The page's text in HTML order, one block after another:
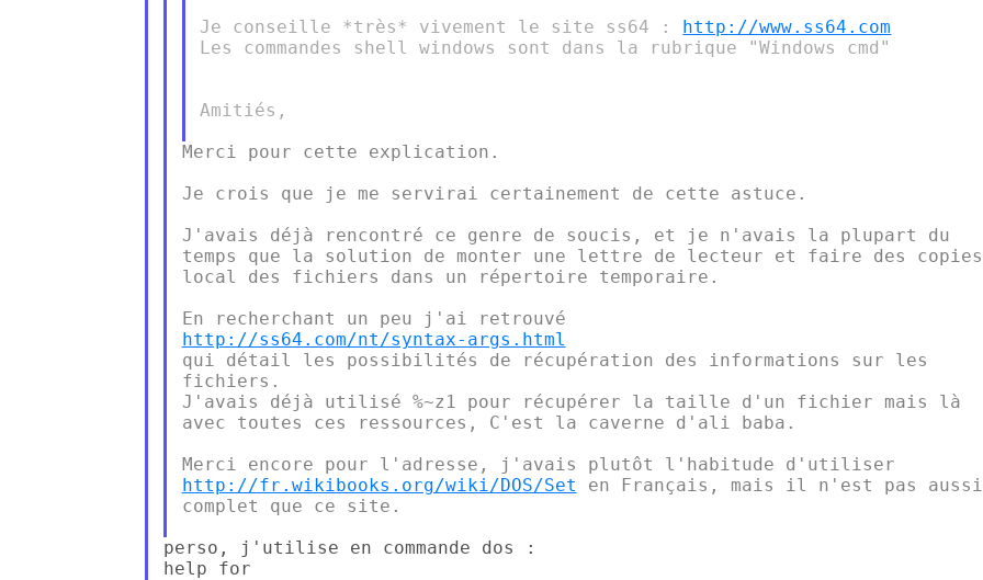
Je conseille *très* vivement le site ss64 : http://www.ss64.com
Les commandes shell windows sont dans la rubrique "Windows cmd"
Amitiés,
Merci pour cette explication.
Je crois que je me servirai certainement de cette astuce.
J'avais déjà rencontré ce genre de soucis, et je n'avais la plupart du
temps que la solution de monter une lettre de lecteur et faire des
local des fichiers dans un répertoire temporaire.
http://ss64.com/nt/syntax-args.html
qui détail les possibilités de récupération des informations sur les
fichiers.
J'avais déjà utilisé %~z1 pour récupérer la taille d'un fichier mais là
avec toutes ces ressources, C'est la caverne d'ali baba.
http://fr.wikibooks.org/wiki/DOS/Set en Français, mais il n'est pas aussi
complet que ce site.
perso, j'utilise en commande dos :
help for